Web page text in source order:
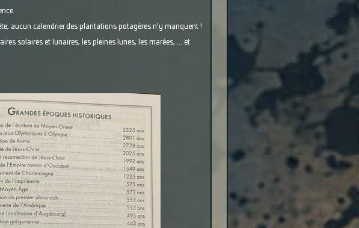
aucun calendrier des plantations potagères n'y manquent !
solaires et lunaires, les pleines lunes, les marées, ... et